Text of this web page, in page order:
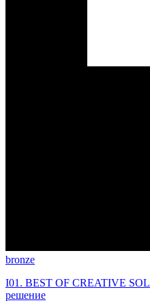
bronze
I01. BEST OF CREATIVE
решение